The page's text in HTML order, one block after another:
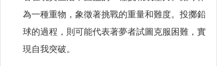
為一種重物，象徵著挑戰的重量和難度。投擲鉛
球的過程，則可能代表著夢者試圖克服困難，實
現自我突破。